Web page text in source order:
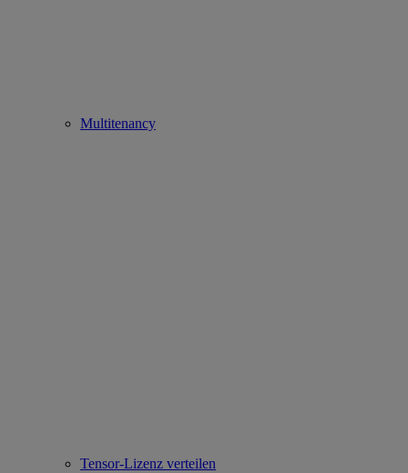
Multitenancy
Tensor-Lizenz verteilen